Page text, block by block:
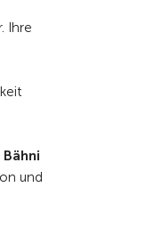
Ihre
und